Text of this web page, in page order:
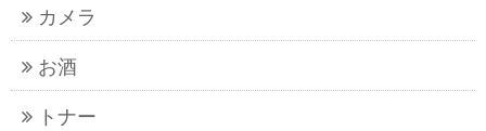
カメラ
お酒
トナー